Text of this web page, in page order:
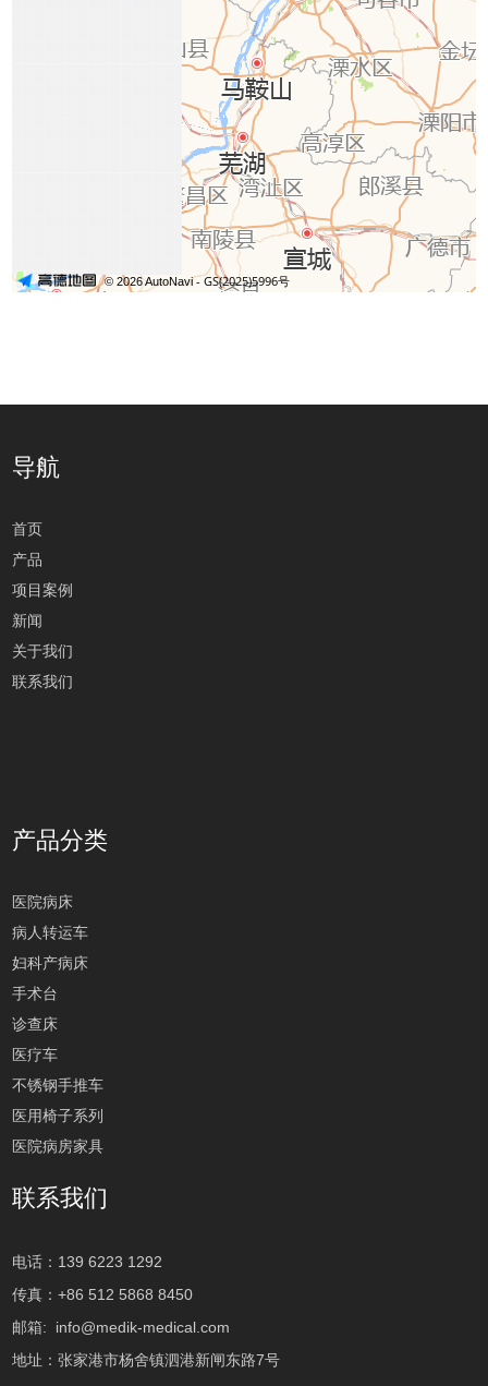
导航
首页
产品
项目案例
新闻
关于我们
联系我们
产品分类
医院病床
病人转运车
妇科产病床
手术台
诊查床
医疗车
不锈钢手推车
医用椅子系列
医院病房家具
联系我们
电话：139 6223 1292
传真：+86 512 5868 8450
邮箱: info@medik-medical.com
地址：张家港市杨舍镇泗港新闸东路7号